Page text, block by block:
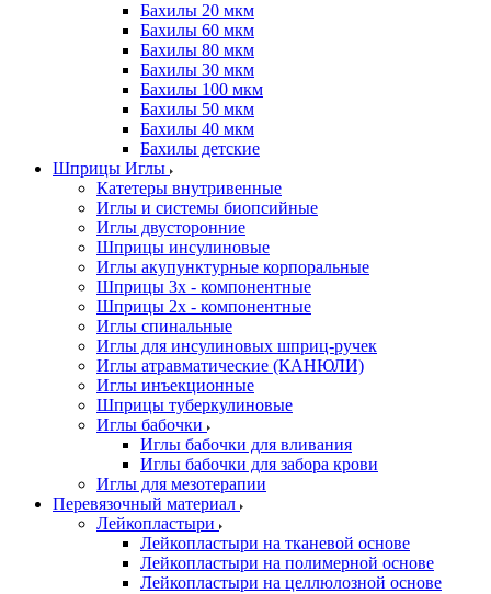
Бахилы 20 мкм
Бахилы 60 мкм
Бахилы 80 мкм
Бахилы 30 мкм
Бахилы 100 мкм
Бахилы 50 мкм
Бахилы 40 мкм
Бахилы детские
Шприцы Иглы
Катетеры внутривенные
Иглы и системы биопсийные
Иглы двусторонние
Шприцы инсулиновые
Иглы акупунктурные корпоральные
Шприцы 3х - компонентные
Шприцы 2х - компонентные
Иглы спинальные
Иглы для инсулиновых шприц-ручек
Иглы атравматические (КАНЮЛИ)
Иглы инъекционные
Шприцы туберкулиновые
Иглы бабочки
Иглы бабочки для вливания
Иглы бабочки для забора крови
Иглы для мезотерапии
Перевязочный материал
Лейкопластыри
Лейкопластыри на тканевой основе
Лейкопластыри на полимерной основе
Лейкопластыри на целлюлозной основе